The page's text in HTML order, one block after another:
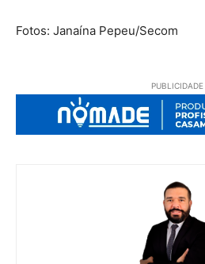
Fotos: Janaína Pepeu/Secom
PUBLICIDADE